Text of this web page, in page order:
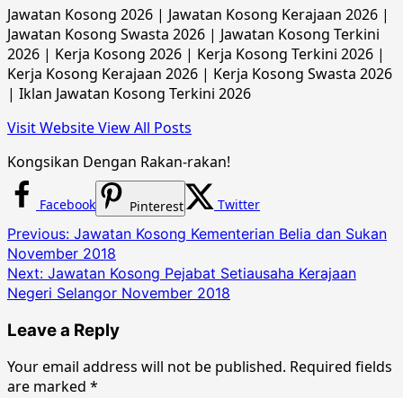
Jawatan Kosong 2026 | Jawatan Kosong Kerajaan 2026 |
Jawatan Kosong Swasta 2026 | Jawatan Kosong Terkini
2026 | Kerja Kosong 2026 | Kerja Kosong Terkini 2026 |
Kerja Kosong Kerajaan 2026 | Kerja Kosong Swasta 2026
| Iklan Jawatan Kosong Terkini 2026
Visit WebsiteView All Posts
Kongsikan Dengan Rakan-rakan!
Facebook Pinterest Twitter
Post
navigation
Previous: Jawatan Kosong Kementerian Belia dan Sukan
November 2018
Next: Jawatan Kosong Pejabat Setiausaha Kerajaan
Negeri Selangor November 2018
Leave a Reply
Your email address will not be published. Required fields
are marked *